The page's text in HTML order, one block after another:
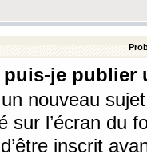
puis-je
nouveau
sur l’écran du
inscrit